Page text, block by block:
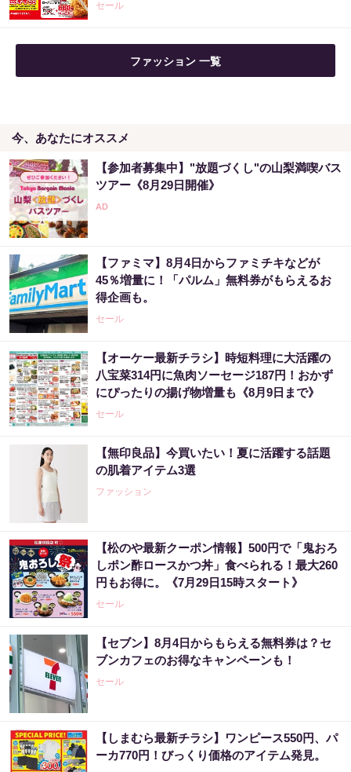
セール
ファッション 一覧
今、あなたにオススメ
【参加者募集中】"放題づくし"の山梨満喫バス
ツアー《8月29日開催》
【ファミマ】8月4日からファミチキなどが
45％増量に！「パルム」無料券がもらえるお
得企画も。
セール
【オーケー最新チラシ】時短料理に大活躍の
八宝菜314円に魚肉ソーセージ187円！おかず
にぴったりの揚げ物増量も《8月9日まで》
セール
【無印良品】今買いたい！夏に活躍する話題
の肌着アイテム3選
ファッション
【松のや最新クーポン情報】500円で「鬼おろ
しポン酢ロースかつ丼」食べられる！最大260
円もお得に。《7月29日15時スタート》
セール
【セブン】8月4日からもらえる無料券は？セ
ブンカフェのお得なキャンペーンも！
セール
【しまむら最新チラシ】ワンピース550円、パ
ーカ770円！びっくり価格のアイテム発見。